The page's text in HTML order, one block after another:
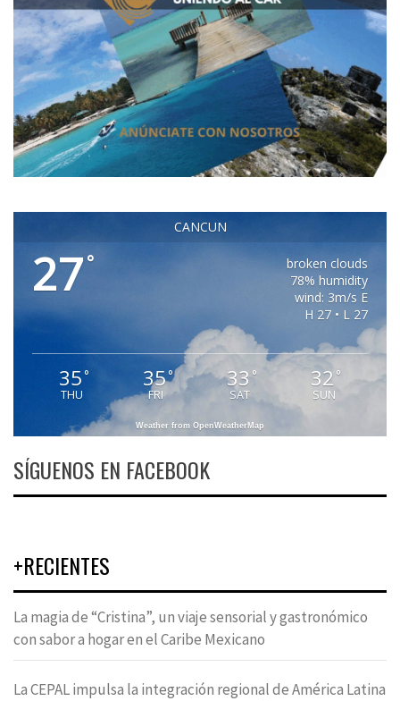
CANCUN
27°
broken clouds
78% humidity
wind: 3m/s E
H 27 • L 27
35°
THU
35°
FRI
33 °
SAT
32 °
SUN
Weather from OpenWeatherMap
SÍGUENOS EN FACEBOOK
+RECIENTES
La magia de “Cristina”, un viaje sensorial y gastronómico
con sabor a hogar en el Caribe Mexicano
La CEPAL impulsa la integración regional de América Latina